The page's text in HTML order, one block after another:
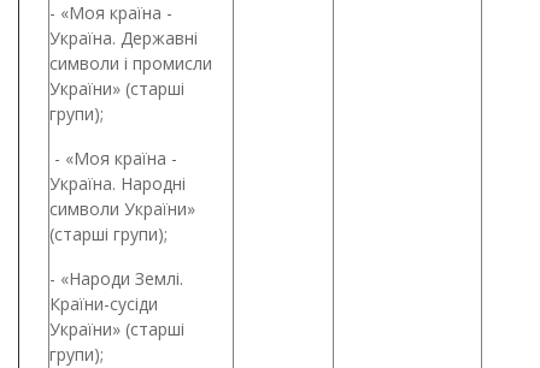
- «Моя країна -
Україна. Державні
символи і промисли
України» (старші
групи);
- «Моя країна -
Україна. Народні
символи України»
(старші групи);
- «Народи Землі.
Країни-сусіди
України» (старші
групи);